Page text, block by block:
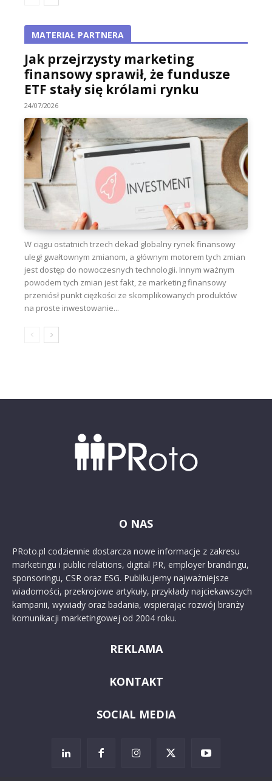
MATERIAŁ PARTNERA
Jak przejrzysty marketing
finansowy sprawił, że fundusze
ETF stały się królami rynku
24/07/2026
W ciągu ostatnich trzech dekad globalny rynek finansowy
uległ gwałtownym zmianom, a głównym motorem tych zmian
jest dostęp do nowoczesnych technologii. Innym ważnym
powodem tych zmian jest fakt, że marketing finansowy
przeniósł punkt ciężkości ze skomplikowanych produktów
na proste inwestowanie...
O NAS
PRoto.pl codziennie dostarcza nowe informacje z zakresu
marketingu i public relations, digital PR, employer brandingu,
sponsoringu, CSR oraz ESG. Publikujemy najważniejsze
wiadomości, przekrojowe artykuły, przykłady najciekawszych
kampanii, wywiady oraz badania, wspierając rozwój branży
komunikacji marketingowej od 2004 roku.
REKLAMA
KONTAKT
SOCIAL MEDIA